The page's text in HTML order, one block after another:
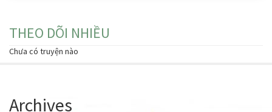
THEO DÕI NHIỀU
Chưa có truyện nào
Archives